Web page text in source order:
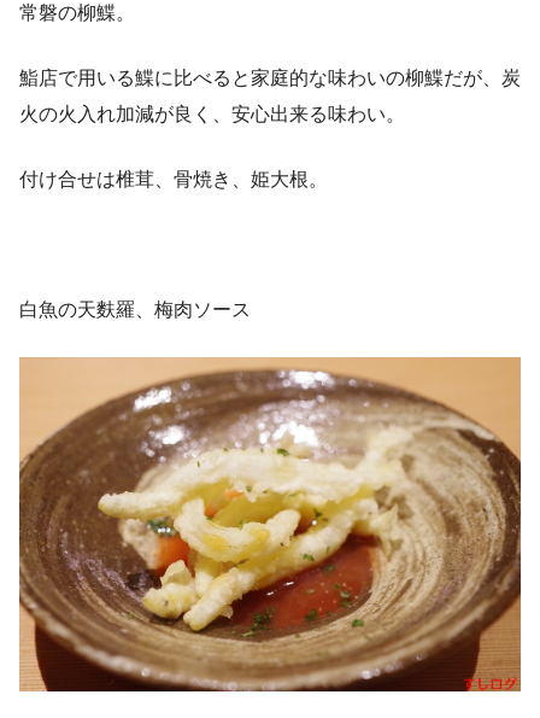
常磐の柳鰈。
鮨店で用いる鰈に比べると家庭的な味わいの柳鰈だが、炭
火の火入れ加減が良く、安心出来る味わい。
付け合せは椎茸、骨焼き、姫大根。
白魚の天麩羅、梅肉ソース